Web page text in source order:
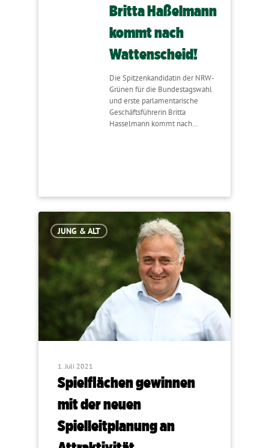
Britta Haßelmann
kommt nach
Wattenscheid!
Die Spitzenkandidatin der NRW-
Grünen für die Bundestagswahl
und erste parlamentarische
Geschäftsführerin Britta
Hasselmann kommt nach…
JUNG & ALT
1. Juli 2021
Spielflächen gewinnen
mit der neuen
Spielleitplanung an